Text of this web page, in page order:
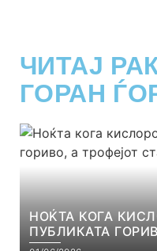
ЧИТАЈ
ГОРАН
НОЌТА КОГА
ПУБЛИКАТА
РЕАЛНОСТ